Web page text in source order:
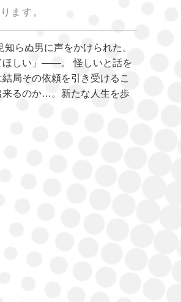
ます。
らぬ男に声をかけられた。
ほしい」――。 怪しいと話を
局その依頼を引き受けるこ
るのか…。新たな人生を歩